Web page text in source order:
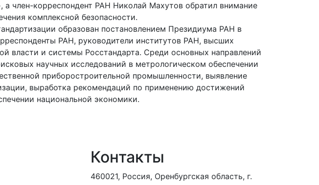
член-корреспондент РАН Николай Махутов обратил внимание
комплексной безопасности.
образован постановлением Президиума РАН в
РАН, руководители институтов РАН, высших
власти и системы Росстандарта. Среди основных направлений
научных исследований в метрологическом обеспечении
приборостроительной промышленности, выявление
выработка рекомендаций по применению достижений
национальной экономики.
Контакты
460021, Россия, Оренбургская область, г.